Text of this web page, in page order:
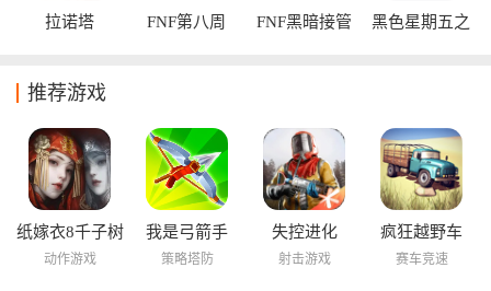
拉诺塔 FNF第八周 FNF黑暗接管
黑色星期五之
推荐游戏
纸嫁衣8千子树
动作游戏
我是弓箭手
策略塔防
失控进化
射击游戏
疯狂越野车
赛车竞速